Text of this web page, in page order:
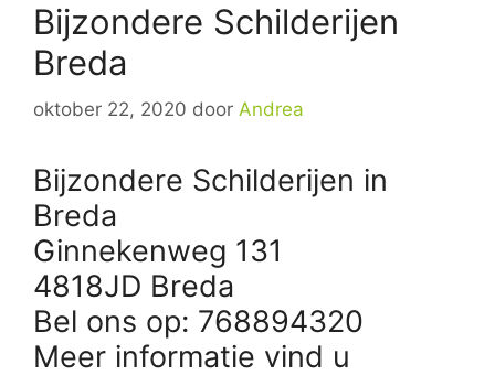
Bijzondere Schilderijen
Breda
oktober 22, 2020 door Andrea
Bijzondere Schilderijen in
Breda
Ginnekenweg 131
4818JD Breda
Bel ons op: 768894320
Meer informatie vind u